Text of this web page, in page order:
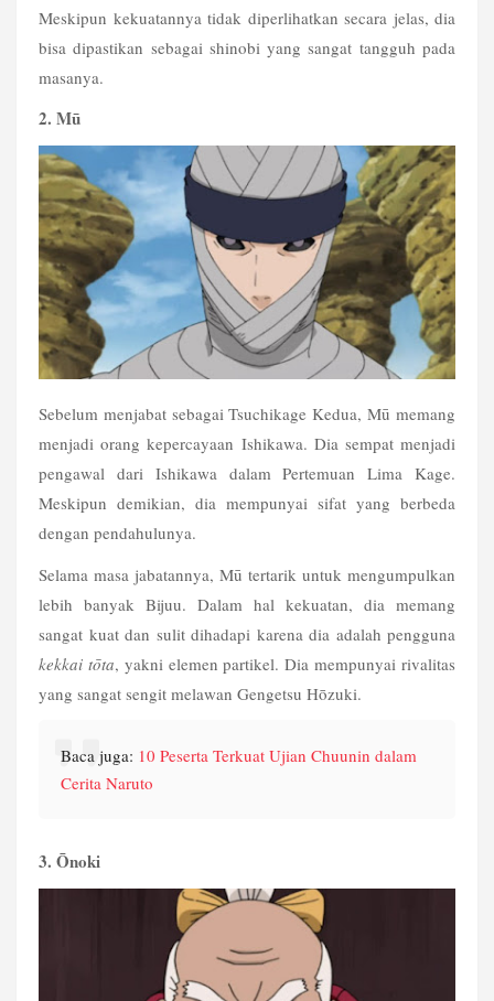
Meskipun kekuatannya tidak diperlihatkan secara jelas, dia
bisa dipastikan sebagai shinobi yang sangat tangguh pada
masanya.
2. Mū
Sebelum menjabat sebagai Tsuchikage Kedua, Mū memang
menjadi orang kepercayaan Ishikawa. Dia sempat menjadi
pengawal dari Ishikawa dalam Pertemuan Lima Kage.
Meskipun demikian, dia mempunyai sifat yang berbeda
dengan pendahulunya.
Selama masa jabatannya, Mū tertarik untuk mengumpulkan
lebih banyak Bijuu. Dalam hal kekuatan, dia memang
kekkai tōta, yakni elemen partikel. Dia mempunyai rivalitas
yang sangat sengit melawan Gengetsu Hōzuki.
Baca juga: 10 Peserta Terkuat Ujian Chuunin dalam
Cerita Naruto
3. Ōnoki